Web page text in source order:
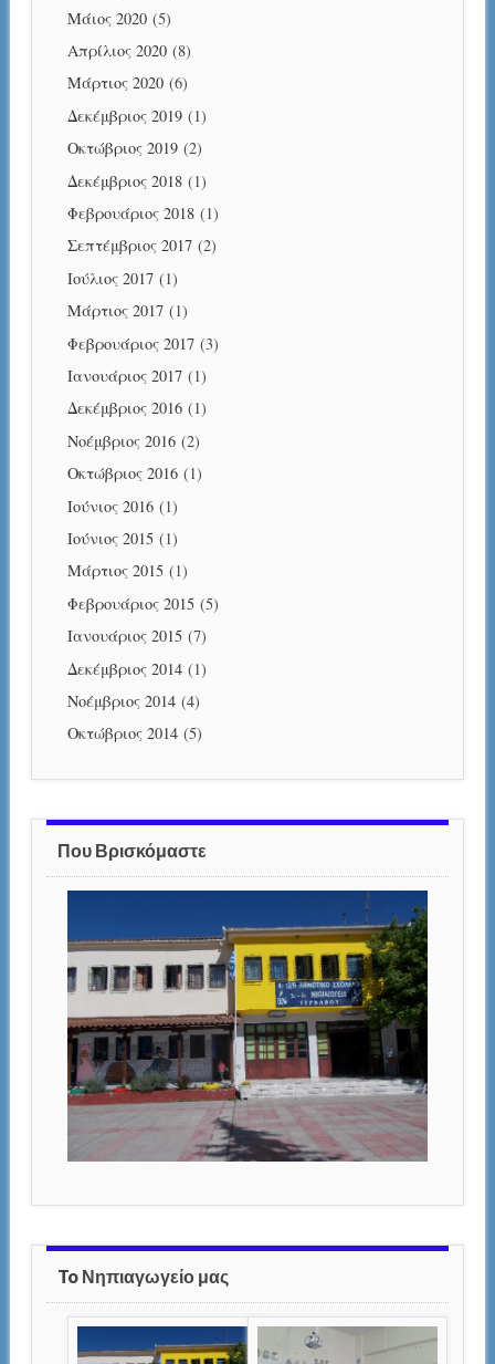
Μάιος 2020(5)
Απρίλιος 2020(8)
Μάρτιος 2020(6)
Δεκέμβριος 2019(1)
Οκτώβριος 2019(2)
Δεκέμβριος 2018(1)
Φεβρουάριος 2018(1)
Σεπτέμβριος 2017(2)
Ιούλιος 2017(1)
Μάρτιος 2017(1)
Φεβρουάριος 2017(3)
Ιανουάριος 2017(1)
Δεκέμβριος 2016(1)
Νοέμβριος 2016(2)
Οκτώβριος 2016(1)
Ιούνιος 2016(1)
Ιούνιος 2015(1)
Μάρτιος 2015(1)
Φεβρουάριος 2015(5)
Ιανουάριος 2015(7)
Δεκέμβριος 2014(1)
Νοέμβριος 2014(4)
Οκτώβριος 2014(5)
Που Βρισκόμαστε
To Νηπιαγωγείο μας